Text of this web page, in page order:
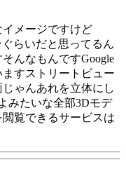
メージですけど
らいだと思ってるん
んなもんですGoogle
すストリートビュー
ゃんあれを立体にし
みたいな全部3Dモデ
覧できるサービスは